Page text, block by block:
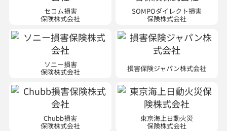
セコム損害
保険株式会社
SOMPOダイレクト損害
保険株式会社
ソニー損害
保険株式会社 損害保険ジャパン株式会社
Chubb損害
保険株式会社
東京海上日動火災
保険株式会社